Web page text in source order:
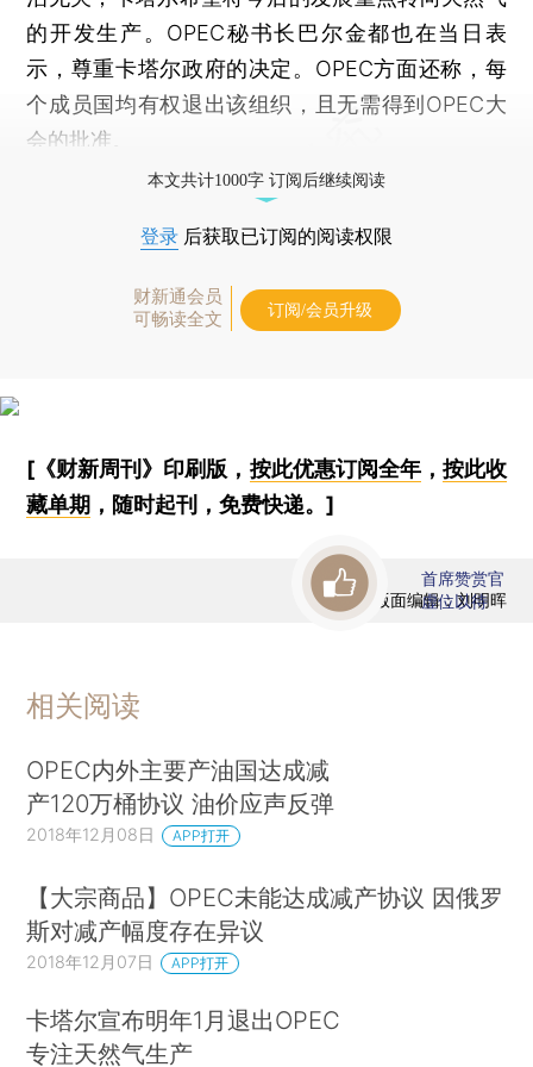
的开发生产。OPEC秘书长巴尔金都也在当日表
示，尊重卡塔尔政府的决定。OPEC方面还称，每
个成员国均有权退出该组织，且无需得到OPEC大
会的批准。
本文共计1000字 订阅后继续阅读
登录 后获取已订阅的阅读权限
财新通会员
可畅读全文
订阅/会员升级
[《财新周刊》印刷版， 按此优惠订阅全年， 按此收
藏单期 ，随时起刊，免费快递。]
版面编辑：刘明晖
首席赞赏官
虚位以待
相关阅读
OPEC内外主要产油国达成减
产120万桶协议 油价应声反弹
2018年12月08日 APP打开
【大宗商品】OPEC未能达成减产协议 因俄罗
斯对减产幅度存在异议
2018年12月07日 APP打开
卡塔尔宣布明年1月退出OPEC
专注天然气生产